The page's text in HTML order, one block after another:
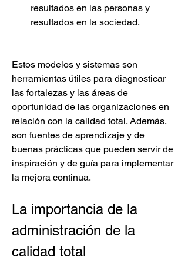
resultados en las personas y
resultados en la sociedad.
Estos modelos y sistemas son
herramientas útiles para diagnosticar
las fortalezas y las áreas de
oportunidad de las organizaciones en
relación con la calidad total. Además,
son fuentes de aprendizaje y de
buenas prácticas que pueden servir de
inspiración y de guía para implementar
la mejora continua.
La importancia de la
administración de la
calidad total